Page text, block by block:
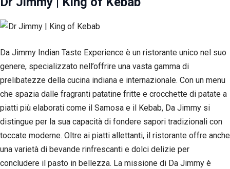
Da Jimmy Indian Taste Experience è un ristorante unico nel suo
genere, specializzato nell’offrire una vasta gamma di
prelibatezze della cucina indiana e internazionale. Con un menu
che spazia dalle fragranti patatine fritte e crocchette di patate a
piatti più elaborati come il Samosa e il Kebab, Da Jimmy si
distingue per la sua capacità di fondere sapori tradizionali con
toccate moderne. Oltre ai piatti allettanti, il ristorante offre anche
una varietà di bevande rinfrescanti e dolci delizie per
concludere il pasto in bellezza. La missione di Da Jimmy è
Esperienza
permettere
esperienza
di
navigazione
sul nostro
la tua visita.
Se rifiuti
cookie,
alcune
funzioni del
sito non
saranno